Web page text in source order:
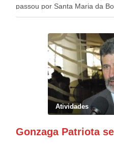
passou por Santa Maria da
Belém do São Francisco e
e Eliane Costa e com o atual
ocasião, se colocou à
município com suas
Patriota, juntamente com o
Novaes, recebeu o título de
foi reconhecer os relevantes
ao município e pela sua
Dando continuidade aos
os votos recebidos nessa
Atividades